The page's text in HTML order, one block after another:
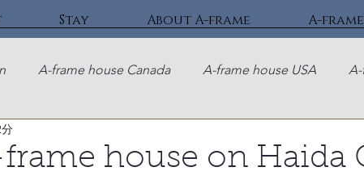
Stay About A-frame A-
A-frame house Canada A-frame house USA
house on Haida